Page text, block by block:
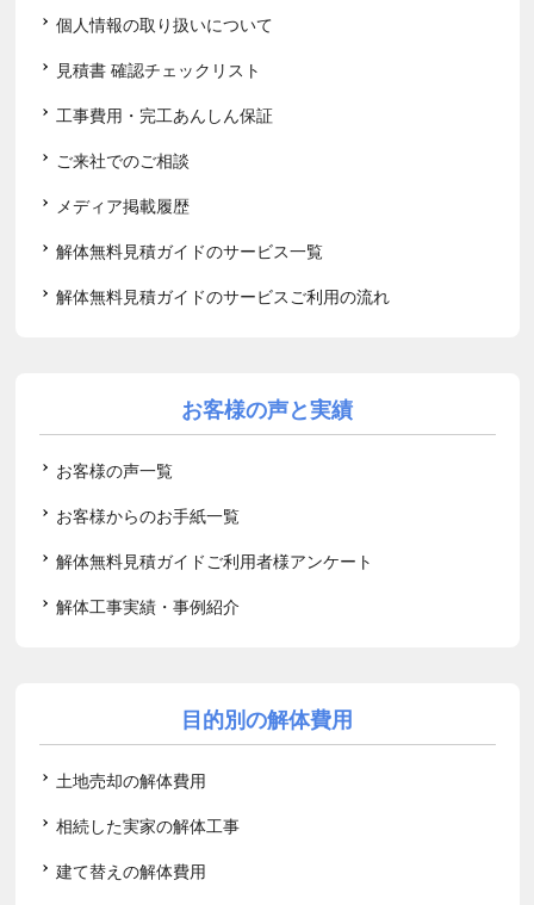
個人情報の取り扱いについて
見積書 確認チェックリスト
工事費用・完工あんしん保証
ご来社でのご相談
メディア掲載履歴
解体無料見積ガイドのサービス一覧
解体無料見積ガイドのサービスご利用の流れ
お客様の声と実績
お客様の声一覧
お客様からのお手紙一覧
解体無料見積ガイドご利用者様アンケート
解体工事実績・事例紹介
目的別の解体費用
土地売却の解体費用
相続した実家の解体工事
建て替えの解体費用